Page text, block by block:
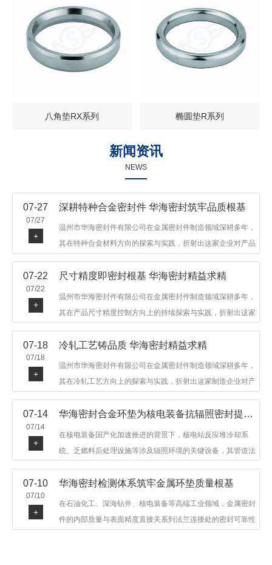
八角垫RX系列 椭圆垫R系列
新闻资讯
NEWS
07-27
07/27
+
深耕特种合金密封件 华海密封筑牢品质根基
温州市华海密封件有限公司在金属密封件制造领域深耕多年，
其在特种合金材料方向的探索与实践，折射出这家企业对产品
品，可提供多种材质方案，在石油机械、管道法兰、采油树、
07-22
07/22
+
尺寸精度即密封根基 华海密封精益求精
温州市华海密封件有限公司在金属密封件制造领域深耕多年，
其在产品尺寸精度控制方向上的持续探索与实践，折射出这家
产品，广泛应用于石油机械、管道法兰、采油树、井口装置等
领域。本文从尺寸精度的技术内涵及企业工艺积累等角度，呈
现华海密封在该领域的务实探索与稳步发展。
07-18
07/18
+
冷轧工艺铸品质 华海密封精益求精
温州市华海密封件有限公司在金属密封件制造领域深耕多年，
其在冷轧工艺方向上的探索与实践，折射出这家制造企业对产
品，广泛应用于石油机械、管道法兰、采油树、井口装置等领
步发展。
07-14
07/14
+
华海密封合金环垫为核电装备抗辐照密封提供可靠保障
在核电装备国产化加速推进的背景下，核电站反应堆冷却系
统、乏燃料后处理设施等涉及辐照环境的关键设备，其管道法
定与密封可靠。温州市华海密封件科技有限公司深耕金属密封
领域二十余年，依托八角垫、椭圆垫及RX/BX系列高压环垫等
全系列产品，以特种合金材质体系，为核电装备抗辐照密封提
供针对性配套方案。
07-10
07/10
+
华海密封检测体系筑牢金属环垫质量根基
在石油化工、深海钻井、核电装备等高端工业领域，金属密封
件的内部质量与表面精度直接关系到法兰连接处的密封可靠性